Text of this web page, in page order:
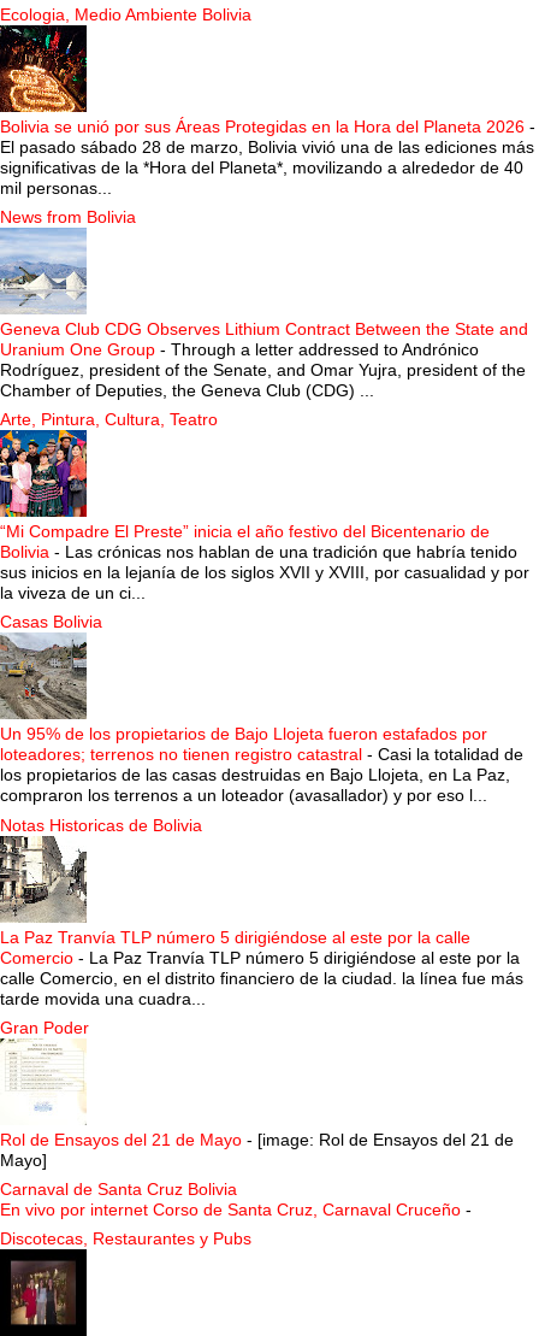
Ecologia, Medio Ambiente Bolivia
Bolivia se unió por sus Áreas Protegidas en la Hora del Planeta 2026 -
El pasado sábado 28 de marzo, Bolivia vivió una de las ediciones más
significativas de la *Hora del Planeta*, movilizando a alrededor de 40
mil personas...
News from Bolivia
Geneva Club CDG Observes Lithium Contract Between the State and
Uranium One Group - Through a letter addressed to Andrónico
Rodríguez, president of the Senate, and Omar Yujra, president of the
Chamber of Deputies, the Geneva Club (CDG) ...
Arte, Pintura, Cultura, Teatro
“Mi Compadre El Preste” inicia el año festivo del Bicentenario de
Bolivia - Las crónicas nos hablan de una tradición que habría tenido
sus inicios en la lejanía de los siglos XVII y XVIII, por casualidad y por
la viveza de un ci...
Casas Bolivia
Un 95% de los propietarios de Bajo Llojeta fueron estafados por
loteadores; terrenos no tienen registro catastral - Casi la totalidad de
los propietarios de las casas destruidas en Bajo Llojeta, en La Paz,
compraron los terrenos a un loteador (avasallador) y por eso l...
Notas Historicas de Bolivia
La Paz Tranvía TLP número 5 dirigiéndose al este por la calle
Comercio - La Paz Tranvía TLP número 5 dirigiéndose al este por la
calle Comercio, en el distrito financiero de la ciudad. la línea fue más
tarde movida una cuadra...
Gran Poder
Rol de Ensayos del 21 de Mayo - [image: Rol de Ensayos del 21 de
Mayo]
Carnaval de Santa Cruz Bolivia
En vivo por internet Corso de Santa Cruz, Carnaval Cruceño -
Discotecas, Restaurantes y Pubs